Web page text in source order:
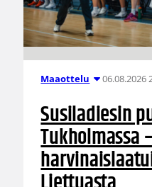
Maaottelu 06.08.2026
Susiladiesin
Tukholmassa